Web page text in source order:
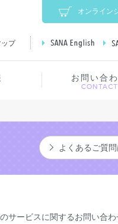
お問い合
オンライン
プ
よくあるご質
サービスに関するお問い合わ